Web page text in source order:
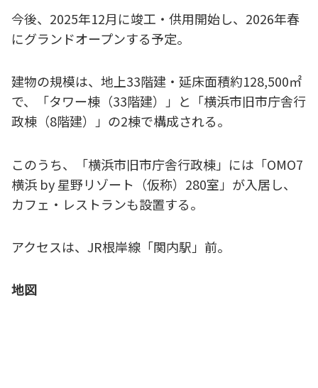
今後、2025年12月に竣工・供用開始し、2026年春
にグランドオープンする予定。
建物の規模は、地上33階建・延床面積約128,500㎡
で、「タワー棟（33階建）」と「横浜市旧市庁舎行
政棟（8階建）」の2棟で構成される。
このうち、「横浜市旧市庁舎行政棟」には「OMO7
横浜 by 星野リゾート（仮称）280室」が入居し、
カフェ・レストランも設置する。
アクセスは、JR根岸線「関内駅」前。
地図